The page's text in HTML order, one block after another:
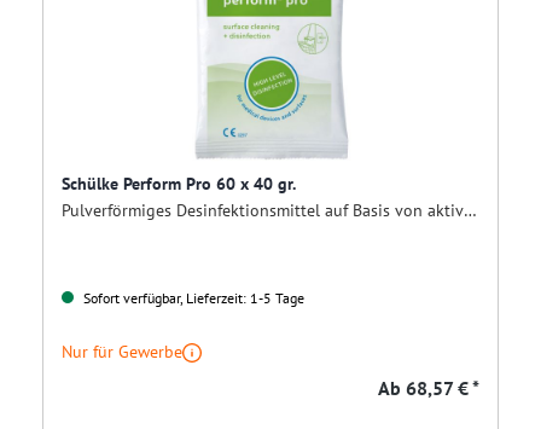
Schülke Perform Pro 60 x 40 gr.
Pulverförmiges Desinfektionsmittel auf Basis von aktivem Sauerstoff
Sofort verfügbar, Lieferzeit: 1-5 Tage
Nur für Gewerbe
Ab 68,57 € *